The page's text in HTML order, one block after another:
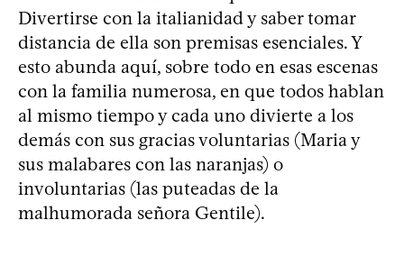
Divertirse con la italianidad y saber tomar
distancia de ella son premisas esenciales. Y
esto abunda aquí, sobre todo en esas escenas
con la familia numerosa, en que todos hablan
al mismo tiempo y cada uno divierte a los
demás con sus gracias voluntarias (Maria y
sus malabares con las naranjas) o
involuntarias (las puteadas de la
malhumorada señora Gentile).